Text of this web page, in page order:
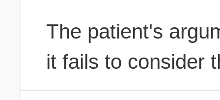
The patient's
it fails to consider